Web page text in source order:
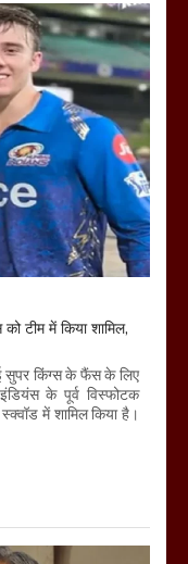
टीम में किया शामिल,
सुपर किंग्स के फैंस के लिए
के पूर्व विस्फोटक
में शामिल किया है।